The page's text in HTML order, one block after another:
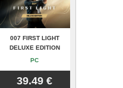
007 FIRST LIGHT
DELUXE EDITION
PC
39.49 €